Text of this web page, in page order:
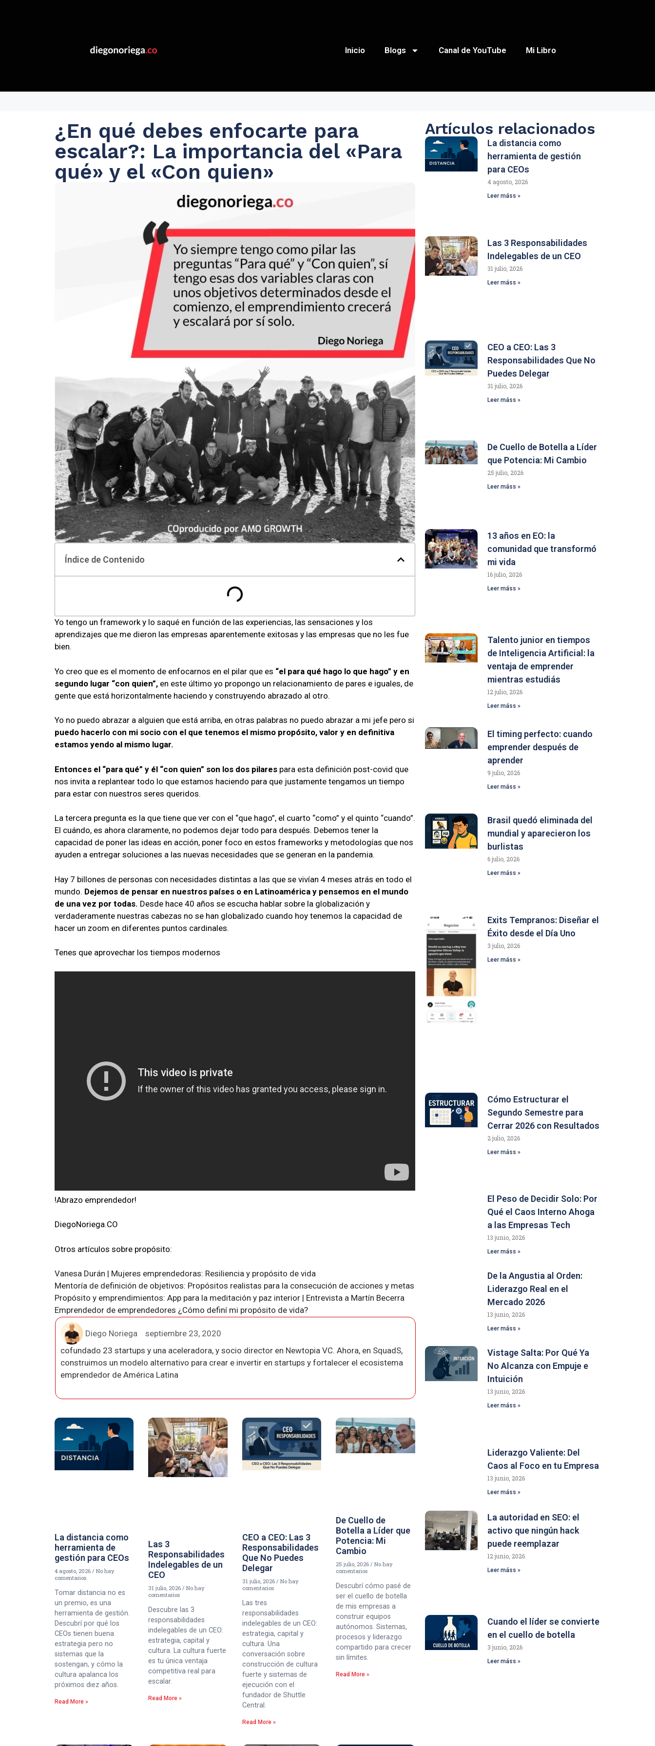
Inicio Blogs Canal de YouTube Mi Libro
¿En qué debes enfocarte para
escalar?: La importancia del «Para
qué» y el «Con quien»
Índice de Contenido
Yo tengo un framework y lo saqué en función de las experiencias, las sensaciones y los
aprendizajes que me dieron las empresas aparentemente exitosas y las empresas que no les fue
bien.
Yo creo que es el momento de enfocarnos en el pilar que es “el para qué hago lo que hago” y en
segundo lugar “con quien”, en este último yo propongo un relacionamiento de pares e iguales, de
gente que está horizontalmente haciendo y construyendo abrazado al otro.
Yo no puedo abrazar a alguien que está arriba, en otras palabras no puedo abrazar a mi jefe pero si
puedo hacerlo con mi socio con el que tenemos el mismo propósito, valor y en definitiva
estamos yendo al mismo lugar.
Entonces el “para qué” y él “con quien” son los dos pilares para esta definición post-covid que
nos invita a replantear todo lo que estamos haciendo para que justamente tengamos un tiempo
para estar con nuestros seres queridos.
La tercera pregunta es la que tiene que ver con el “que hago”, el cuarto “como” y el quinto “cuando”.
El cuándo, es ahora claramente, no podemos dejar todo para después. Debemos tener la
capacidad de poner las ideas en acción, poner foco en estos frameworks y metodologías que nos
ayuden a entregar soluciones a las nuevas necesidades que se generan en la pandemia.
Hay 7 billones de personas con necesidades distintas a las que se vivían 4 meses atrás en todo el
mundo. Dejemos de pensar en nuestros países o en Latinoamérica y pensemos en el mundo
de una vez por todas. Desde hace 40 años se escucha hablar sobre la globalización y
verdaderamente nuestras cabezas no se han globalizado cuando hoy tenemos la capacidad de
hacer un zoom en diferentes puntos cardinales.
Tenes que aprovechar los tiempos modernos
!Abrazo emprendedor!
DiegoNoriega.CO
Otros artículos sobre propósito:
Vanesa Durán | Mujeres emprendedoras: Resiliencia y propósito de vida
Mentoría de definición de objetivos: Propósitos realistas para la consecución de acciones y metas
Propósito y emprendimientos: App para la meditación y paz interior | Entrevista a Martín Becerra
Emprendedor de emprendedores ¿Cómo definí mi propósito de vida?
Diego Noriega
septiembre 23, 2020
cofundado 23 startups y una aceleradora, y socio director en Newtopia VC. Ahora, en SquadS,
construimos un modelo alternativo para crear e invertir en startups y fortalecer el ecosistema
emprendedor de América Latina
La distancia como
herramienta de
gestión para CEOs
4 agosto, 2026
No hay
comentarios
Tomar distancia no es
un premio, es una
herramienta de gestión.
Descubrí por qué los
CEOs tienen buena
estrategia pero no
sistemas que la
sostengan, y cómo la
cultura apalanca los
próximos diez años.
Read More »
Las 3
Responsabilidades
Indelegables de un
CEO
31 julio, 2026 No hay
comentarios
Descubre las 3
responsabilidades
indelegables de un CEO:
estrategia, capital y
cultura. La cultura fuerte
es tu única ventaja
competitiva real para
escalar.
Read More »
CEO a CEO: Las 3
Responsabilidades
Que No Puedes
Delegar
31 julio, 2026
No hay
comentarios
Las tres
responsabilidades
indelegables de un CEO:
estrategia, capital y
cultura. Una
conversación sobre
construcción de cultura
fuerte y sistemas de
ejecución con el
fundador de Shuttle
Central.
Read More »
De Cuello de
Botella a Líder que
Potencia: Mi
Cambio
25 julio, 2026 No hay
comentarios
Descubrí cómo pasé de
ser el cuello de botella
de mis empresas a
construir equipos
autónomos. Sistemas,
procesos y liderazgo
compartido para crecer
sin límites.
Read More »
Artículos relacionados
La distancia como
herramienta de gestión
para CEOs
4 agosto, 2026
Leer máss »
Las 3 Responsabilidades
Indelegables de un CEO
31 julio, 2026
Leer máss »
CEO a CEO: Las 3
Responsabilidades Que No
Puedes Delegar
31 julio, 2026
Leer máss »
De Cuello de Botella a Líder
que Potencia: Mi Cambio
25 julio, 2026
Leer máss »
13 años en EO: la
comunidad que transformó
mi vida
16 julio, 2026
Leer máss »
Talento junior en tiempos
de Inteligencia Artificial: la
ventaja de emprender
mientras estudiás
12 julio, 2026
Leer máss »
El timing perfecto: cuando
emprender después de
aprender
9 julio, 2026
Leer máss »
Brasil quedó eliminada del
mundial y aparecieron los
burlistas
6 julio, 2026
Leer máss »
Exits Tempranos: Diseñar el
Éxito desde el Día Uno
3 julio, 2026
Leer máss »
Cómo Estructurar el
Segundo Semestre para
Cerrar 2026 con Resultados
2 julio, 2026
Leer máss »
El Peso de Decidir Solo: Por
Qué el Caos Interno Ahoga
a las Empresas Tech
13 junio, 2026
Leer máss »
De la Angustia al Orden:
Liderazgo Real en el
Mercado 2026
13 junio, 2026
Leer máss »
Vistage Salta: Por Qué Ya
No Alcanza con Empuje e
Intuición
13 junio, 2026
Leer máss »
Liderazgo Valiente: Del
Caos al Foco en tu Empresa
13 junio, 2026
Leer máss »
La autoridad en SEO: el
activo que ningún hack
puede reemplazar
12 junio, 2026
Leer máss »
Cuando el líder se convierte
en el cuello de botella
3 junio, 2026
Leer máss »